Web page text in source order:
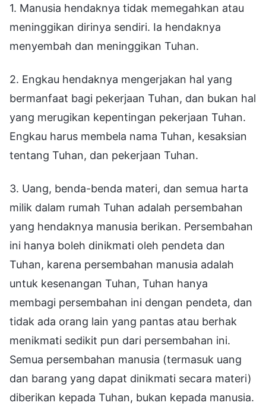
1. Manusia hendaknya tidak memegahkan atau
meninggikan dirinya sendiri. Ia hendaknya
menyembah dan meninggikan Tuhan.
2. Engkau hendaknya mengerjakan hal yang
bermanfaat bagi pekerjaan Tuhan, dan bukan hal
yang merugikan kepentingan pekerjaan Tuhan.
Engkau harus membela nama Tuhan, kesaksian
tentang Tuhan, dan pekerjaan Tuhan.
3. Uang, benda-benda materi, dan semua harta
milik dalam rumah Tuhan adalah persembahan
yang hendaknya manusia berikan. Persembahan
ini hanya boleh dinikmati oleh pendeta dan
Tuhan, karena persembahan manusia adalah
untuk kesenangan Tuhan, Tuhan hanya
membagi persembahan ini dengan pendeta, dan
tidak ada orang lain yang pantas atau berhak
menikmati sedikit pun dari persembahan ini.
Semua persembahan manusia (termasuk uang
dan barang yang dapat dinikmati secara materi)
diberikan kepada Tuhan, bukan kepada manusia.